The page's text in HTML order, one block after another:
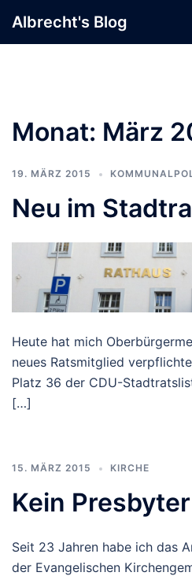
Inhalt
Albrecht's Blog
Monat: März
19. MÄRZ 2015
Neu im
Heute hat mich
neues Ratsmitglied
Platz 36 der CDU-
[…]
15. MÄRZ 2015 KIRCHE
Kein
Seit 23 Jahren habe ich das
der Evangelischen